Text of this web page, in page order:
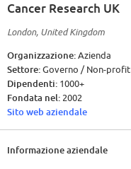
Cancer Research UK
London, United Kingdom
Organizzazione:Azienda
Settore:Governo / Non-profit
Dipendenti: 1000+
Fondata nel: 2002
Sito web aziendale
Informazione aziendale